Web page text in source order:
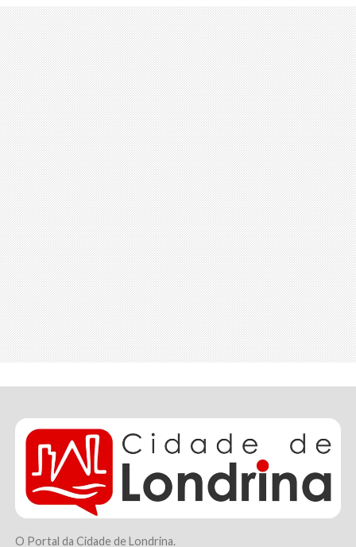
O Portal da Cidade de Londrina.